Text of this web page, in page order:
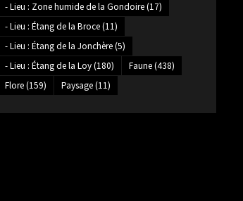
- Lieu : Zone humide de la Gondoire(17)
- Lieu : Étang de la Broce(11)
- Lieu : Étang de la Jonchère(5)
- Lieu : Étang de la Loy(180) Faune(438)
Flore(159) Paysage(11)